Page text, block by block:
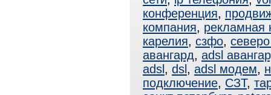
конференция,
компания, рекламная
карелия, сзфо,
авангард, adsl
adsl , dsl , adsl модем,
подключение, СЗТ,